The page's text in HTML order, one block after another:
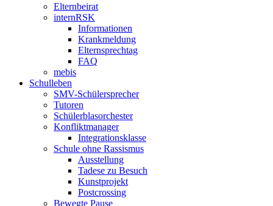
Elternbeirat
internRSK
Informationen
Krankmeldung
Elternsprechtag
FAQ
mebis
Schulleben
SMV-Schülersprecher
Tutoren
Schülerblasorchester
Konfliktmanager
Integrationsklasse
Schule ohne Rassismus
Ausstellung
Tadese zu Besuch
Kunstprojekt
Postcrossing
Bewegte Pause